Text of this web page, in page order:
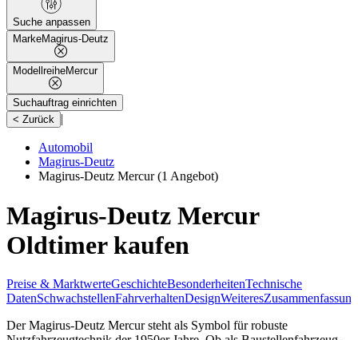
Suche anpassen
MarkeMagirus-Deutz
ModellreiheMercur
Suchauftrag einrichten
< Zurück |
Automobil
Magirus-Deutz
Magirus-Deutz Mercur(1 Angebot)
Magirus-Deutz Mercur
Oldtimer kaufen
Preise & MarktwerteGeschichteBesonderheitenTechnische
DatenSchwachstellenFahrverhaltenDesignWeiteresZusammenfassung
Der Magirus-Deutz Mercur steht als Symbol für robuste